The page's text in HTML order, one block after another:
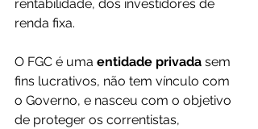
rentabilidade, dos investidores de
renda fixa.
O FGC é uma entidade privada sem
fins lucrativos, não tem vínculo com
o Governo, e nasceu com o objetivo
de proteger os correntistas,